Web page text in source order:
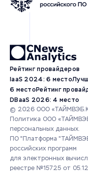
Рейтинг провайдеров
IaaS 2024: 6 место
6 местоРейтинг
DBaaS 2026: 4 место
© 2026 ООО
Политика ООО
персональных данных.
ПО "Платформа
российских программ
для электронных
реестре №15725 от